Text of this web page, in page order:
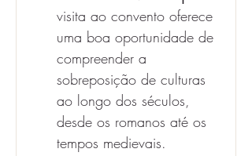
visita ao convento oferece
uma boa oportunidade de
compreender a
sobreposição de culturas
ao longo dos séculos,
desde os romanos até os
tempos medievais.